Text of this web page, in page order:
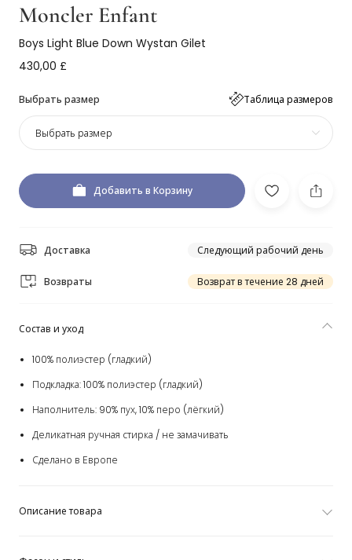
Moncler Enfant
Boys Light Blue Down Wystan Gilet
430,00 £
Выбрать размер Таблица размеров
Выбрать размер
Добавить в Корзину
Доставка Следующий рабочий день
Возвраты Возврат в течение 28 дней
Состав и уход
100% полиэстер (гладкий)
Подкладка: 100% полиэстер (гладкий)
Наполнитель: 90% пух, 10% перо (лёгкий)
Деликатная ручная стирка / не замачивать
Сделано в Европе
Описание товара